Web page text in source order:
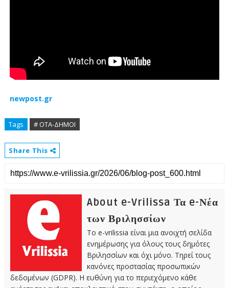
newpost.gr
Tags # ΟΤΑ-ΔΗΜΟΙ
Share This
About e-Vrilissa Τα e-Νέα
των Βριλησσίων
Το e-vrilissia είναι μια ανοιχτή σελίδα
ενημέρωσης για όλους τους δημότες
Βριλησσίων και όχι μόνο. Τηρεί τους
κανόνες προστασίας προσωπικών
δεδομένων (GDPR). Η ευθύνη για το περιεχόμενο κάθε